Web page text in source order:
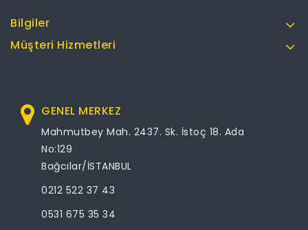
Bilgiler
Müşteri Hizmetleri
GENEL MERKEZ
Mahmutbey Mah. 2437. Sk. İstoç 18. Ada
No:129
Bağcılar/İSTANBUL
0212 522 37 43
0531 675 35 34